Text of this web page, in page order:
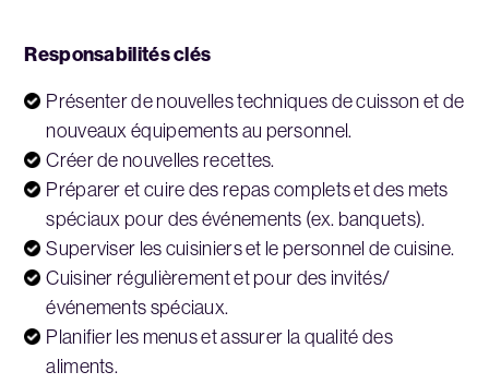
Responsabilités clés
Présenter de nouvelles techniques de cuisson et de
nouveaux équipements au personnel.
Créer de nouvelles recettes.
Préparer et cuire des repas complets et des mets
spéciaux pour des événements (ex. banquets).
Superviser les cuisiniers et le personnel de cuisine.
Cuisiner régulièrement et pour des invités/
événements spéciaux.
Planifier les menus et assurer la qualité des
aliments.